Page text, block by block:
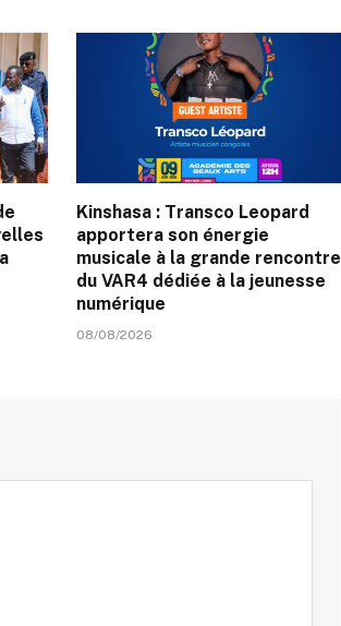
Kinshasa : Transco Leopard
apportera son énergie
musicale à la grande rencontre
du VAR4 dédiée à la jeunesse
numérique
08/08/2026